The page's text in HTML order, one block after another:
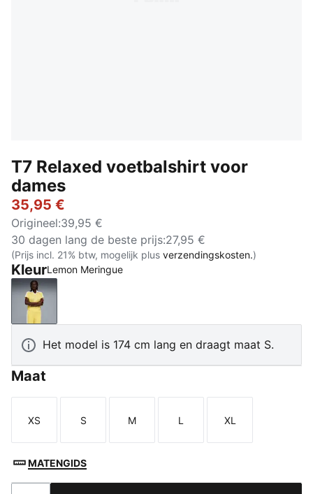
T7 Relaxed voetbalshirt voor
dames
35,95 €
Origineel:39,95 €
30 dagen lang de beste prijs:27,95 €
(Prijs incl. 21% btw, mogelijk plus verzendingskosten.)
KleurLemon Meringue
Lemon Meringue
Het model is 174 cm lang en draagt maat S.
Maat
Maat
XS
Maat
S
Maat
M
Maat
L
Maat
XL
MATENGIDS